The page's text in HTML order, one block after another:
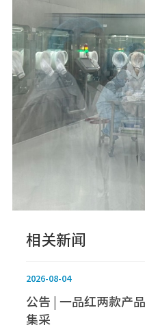
相关新闻
2026-08-04
公告 | 一品红两款产
集采